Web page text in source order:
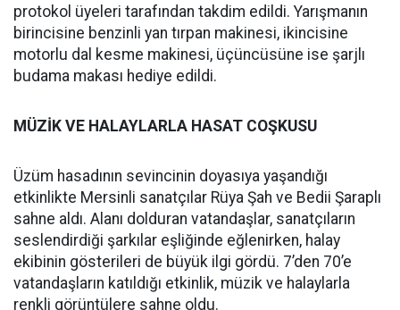
protokol üyeleri tarafından takdim edildi. Yarışmanın
birincisine benzinli yan tırpan makinesi, ikincisine
motorlu dal kesme makinesi, üçüncüsüne ise şarjlı
budama makası hediye edildi.
MÜZİK VE HALAYLARLA HASAT COŞKUSU
Üzüm hasadının sevincinin doyasıya yaşandığı
etkinlikte Mersinli sanatçılar Rüya Şah ve Bedii Şaraplı
sahne aldı. Alanı dolduran vatandaşlar, sanatçıların
seslendirdiği şarkılar eşliğinde eğlenirken, halay
ekibinin gösterileri de büyük ilgi gördü. 7’den 70’e
vatandaşların katıldığı etkinlik, müzik ve halaylarla
renkli görüntülere sahne oldu.